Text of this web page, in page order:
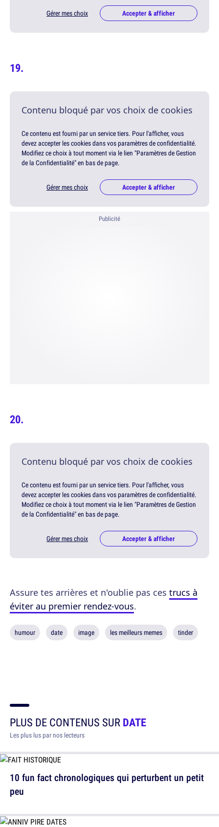
Gérer mes choix Accepter & afficher
Contenu bloqué par vos choix de cookies
Ce contenu est fourni par un service tiers. Pour l'afficher, vous
devez accepter les cookies dans vos paramètres de confidentialité.
Modifiez ce choix à tout moment via le lien "Paramètres de Gestion
de la Confidentialité" en bas de page.
Gérer mes choix Accepter & afficher
Publicité
Contenu bloqué par vos choix de cookies
Ce contenu est fourni par un service tiers. Pour l'afficher, vous
devez accepter les cookies dans vos paramètres de confidentialité.
Modifiez ce choix à tout moment via le lien "Paramètres de Gestion
de la Confidentialité" en bas de page.
Gérer mes choix Accepter & afficher
Assure tes arrières et n'oublie pas ces trucs à
éviter au premier rendez-vous.
humour date image les meilleurs memes tinder
PLUS DE CONTENUS SURDATE
Les plus lus par nos lecteurs
10 fun fact chronologiques qui perturbent un petit
peu